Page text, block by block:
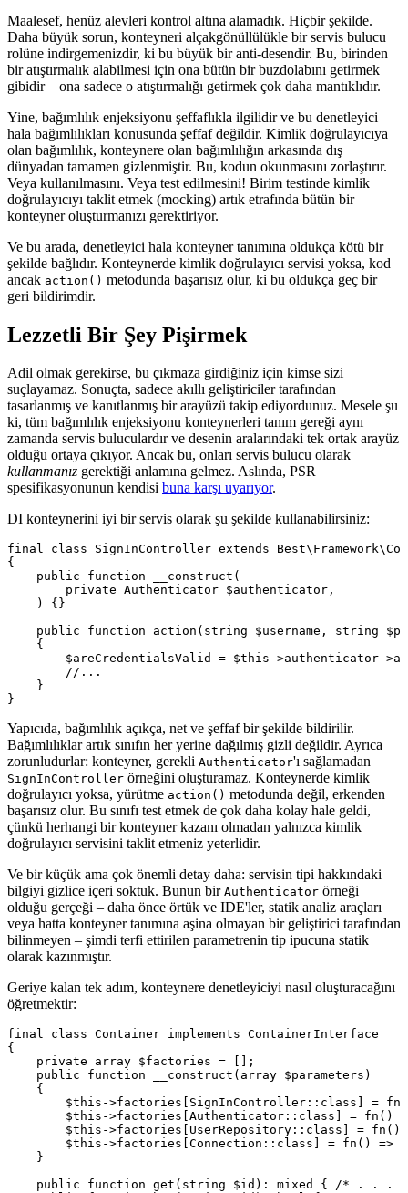
Maalesef, henüz alevleri kontrol altına alamadık. Hiçbir şekilde.
Daha büyük sorun, konteyneri alçakgönüllülükle bir servis bulucu
rolüne indirgemenizdir, ki bu büyük bir anti-desendir. Bu, birinden
bir atıştırmalık alabilmesi için ona bütün bir buzdolabını getirmek
gibidir – ona sadece o atıştırmalığı getirmek çok daha mantıklıdır.
Yine, bağımlılık enjeksiyonu şeffaflıkla ilgilidir ve bu denetleyici
hala bağımlılıkları konusunda şeffaf değildir. Kimlik doğrulayıcıya
olan bağımlılık, konteynere olan bağımlılığın arkasında dış
dünyadan tamamen gizlenmiştir. Bu, kodun okunmasını zorlaştırır.
Veya kullanılmasını. Veya test edilmesini! Birim testinde kimlik
doğrulayıcıyı taklit etmek (mocking) artık etrafında bütün bir
konteyner oluşturmanızı gerektiriyor.
Ve bu arada, denetleyici hala konteyner tanımına oldukça kötü bir
şekilde bağlıdır. Konteynerde kimlik doğrulayıcı servisi yoksa, kod
ancak action() metodunda başarısız olur, ki bu oldukça geç bir
geri bildirimdir.
Lezzetli Bir Şey Pişirmek
Adil olmak gerekirse, bu çıkmaza girdiğiniz için kimse sizi
suçlayamaz. Sonuçta, sadece akıllı geliştiriciler tarafından
tasarlanmış ve kanıtlanmış bir arayüzü takip ediyordunuz. Mesele şu
ki, tüm bağımlılık enjeksiyonu konteynerleri tanım gereği aynı
zamanda servis buluculardır ve desenin aralarındaki tek ortak arayüz
olduğu ortaya çıkıyor. Ancak bu, onları servis bulucu olarak
kullanmanız gerektiği anlamına gelmez. Aslında, PSR
spesifikasyonunun kendisi buna karşı uyarıyor.
DI konteynerini iyi bir servis olarak şu şekilde kullanabilirsiniz:
final class SignInController extends
{
    public function __construct(
        private Authenticator $authenticator,
    ) {}
public function action(string $username, string
    {
$areCredentialsValid = $this->authenticator-
        //...
    }
Yapıcıda, bağımlılık açıkça, net ve şeffaf bir şekilde bildirilir.
Bağımlılıklar artık sınıfın her yerine dağılmış gizli değildir. Ayrıca
zorunludurlar: konteyner, gerekli Authenticator'ı sağlamadan
SignInController örneğini oluşturamaz. Konteynerde kimlik
doğrulayıcı yoksa, yürütme action() metodunda değil, erkenden
başarısız olur. Bu sınıfı test etmek de çok daha kolay hale geldi,
çünkü herhangi bir konteyner kazanı olmadan yalnızca kimlik
doğrulayıcı servisini taklit etmeniz yeterlidir.
Ve bir küçük ama çok önemli detay daha: servisin tipi hakkındaki
bilgiyi gizlice içeri soktuk. Bunun bir Authenticator örneği
olduğu gerçeği – daha önce örtük ve IDE'ler, statik analiz araçları
veya hatta konteyner tanımına aşina olmayan bir geliştirici tarafından
bilinmeyen – şimdi terfi ettirilen parametrenin tip ipucuna statik
olarak kazınmıştır.
Geriye kalan tek adım, konteynere denetleyiciyi nasıl oluşturacağını
öğretmektir:
final class Container implements ContainerInterface
{
    private array $factories = [];
    public function __construct(array $parameters)
    {
$this->factories[SignInController::class] =
$this->factories[Authenticator::class] = fn()
$this->factories[UserRepository::class] =
$this->factories[Connection::class] = fn() =>
    }
public function get(string $id): mixed { /* . . .